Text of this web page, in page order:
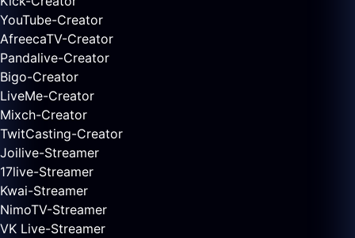
YouTube-Creator
AfreecaTV-Creator
Pandalive-Creator
Bigo-Creator
LiveMe-Creator
Mixch-Creator
TwitCasting-Creator
Joilive-Streamer
17live-Streamer
Kwai-Streamer
NimoTV-Streamer
VK Live-Streamer